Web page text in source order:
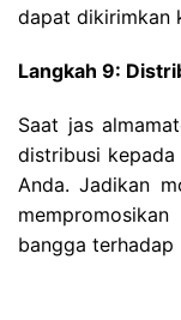
dapat dikirimkan
Langkah 9:
Saat jas
distribusi kepada
Anda. Jadikan
bangga terhadap